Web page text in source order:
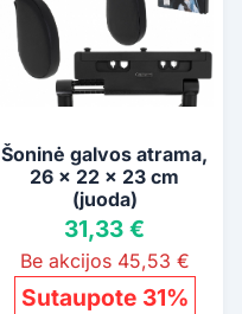
Šoninė galvos atrama,
26 x 22 x 23 cm
(juoda)
31,33 €
Be akcijos 45,53 €
Sutaupote 31%